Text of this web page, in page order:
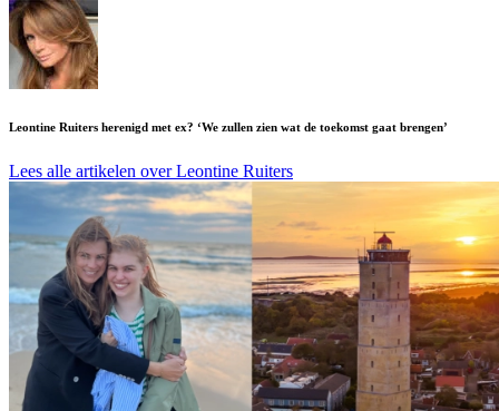
Leontine Ruiters herenigd met ex? ‘We zullen zien wat de toekomst gaat brengen’
Lees alle artikelen over Leontine Ruiters